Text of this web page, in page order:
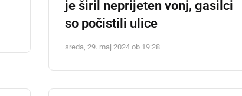
je širil neprijeten vonj, gasilci
so počistili ulice
sreda, 29. maj 2024 ob 19:28